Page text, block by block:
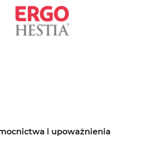
i upoważnienia